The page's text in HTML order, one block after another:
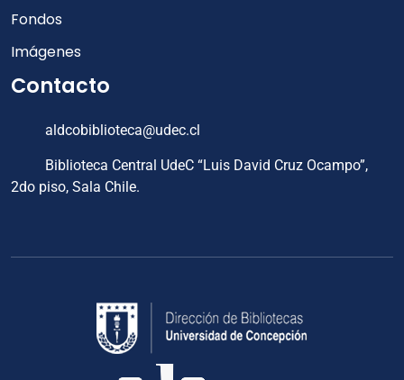
Fondos
Imágenes
Contacto
aldcobiblioteca@udec.cl
Biblioteca Central UdeC “Luis David Cruz Ocampo”,
2do piso, Sala Chile.